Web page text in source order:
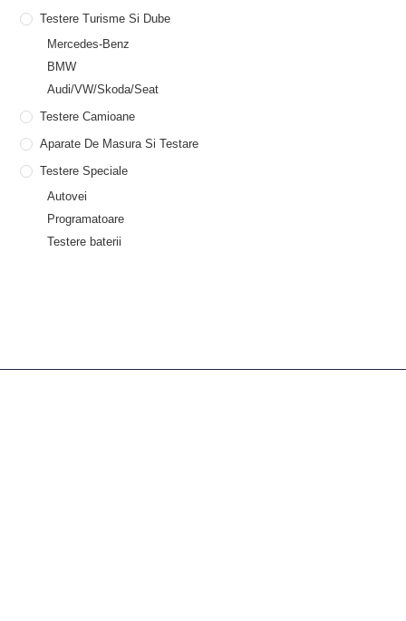
Testere Turisme Si Dube
Mercedes-Benz
BMW
Audi/VW/Skoda/Seat
Testere Camioane
Aparate De Masura Si Testare
Testere Speciale
Autovei
Programatoare
Testere baterii